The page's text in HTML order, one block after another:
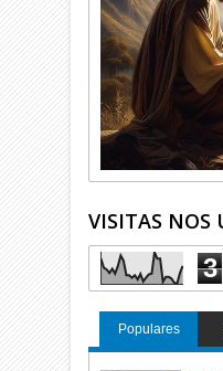
VISITAS NOS
3
Populares